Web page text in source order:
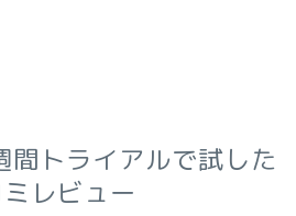
間トライアルで試した
レビュー